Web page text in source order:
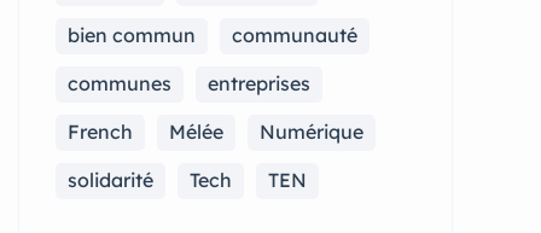
bien commun
communauté
communes
entreprises
French
Mélée
Numérique
solidarité
Tech TEN